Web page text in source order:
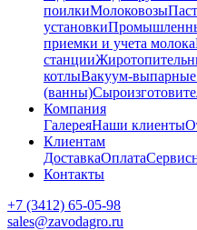
поилкиМолоковозы
установки
приемки и учета молока
станции
котлыВакуум-выпарные
(ванны)
Компания
ГалереяНаши клиенты
Клиентам
ДоставкаОплата
Контакты
+7 (3412) 65-05-98
sales@zavodagro.ru